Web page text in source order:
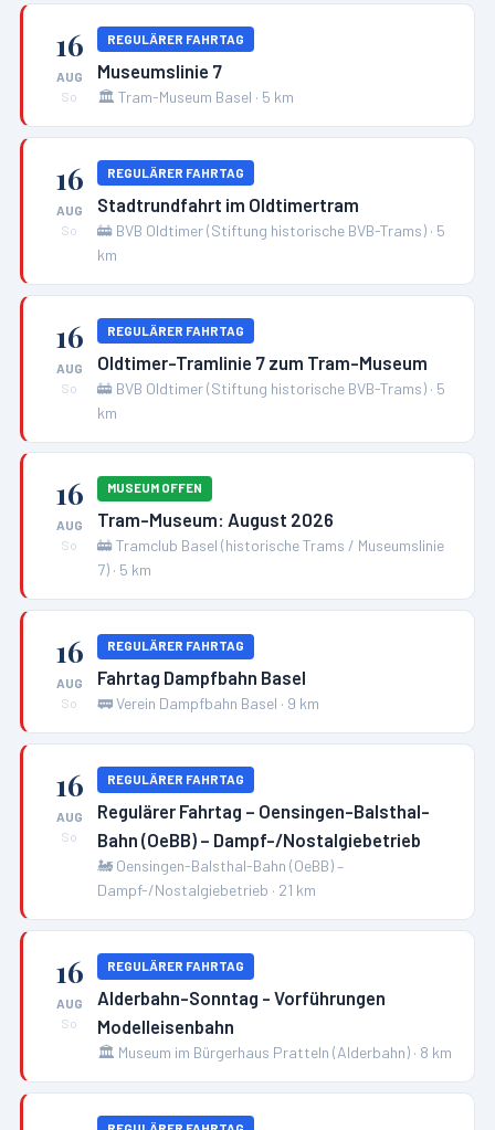
16
AUG
So
REGULÄRER FAHRTAG
Museumslinie 7
🏛️ Tram-Museum Basel · 5 km
16
AUG
So
REGULÄRER FAHRTAG
Stadtrundfahrt im Oldtimertram
🚋 BVB Oldtimer (Stiftung historische BVB-Trams) · 5
km
16
AUG
So
REGULÄRER FAHRTAG
Oldtimer-Tramlinie 7 zum Tram-Museum
🚋 BVB Oldtimer (Stiftung historische BVB-Trams) · 5
km
16
AUG
So
MUSEUM OFFEN
Tram-Museum: August 2026
🚋 Tramclub Basel (historische Trams / Museumslinie
7) · 5 km
16
AUG
So
REGULÄRER FAHRTAG
Fahrtag Dampfbahn Basel
🚃Verein Dampfbahn Basel · 9 km
16
AUG
So
REGULÄRER FAHRTAG
Regulärer Fahrtag – Oensingen-Balsthal-
Bahn (OeBB) – Dampf-/Nostalgiebetrieb
🚂 Oensingen-Balsthal-Bahn (OeBB) –
Dampf-/Nostalgiebetrieb · 21 km
16
AUG
So
REGULÄRER FAHRTAG
Alderbahn-Sonntag - Vorführungen
Modelleisenbahn
🏛️ Museum im Bürgerhaus Pratteln (Alderbahn) · 8 km